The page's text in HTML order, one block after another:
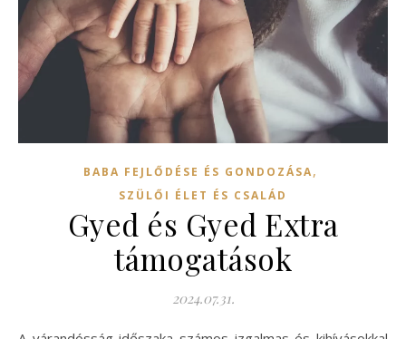
BABA FEJLŐDÉSE ÉS GONDOZÁSA,
SZÜLŐI ÉLET ÉS CSALÁD
Gyed és Gyed Extra
támogatások
2024.07.31.